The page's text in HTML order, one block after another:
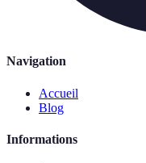
Navigation
Accueil
Blog
Informations